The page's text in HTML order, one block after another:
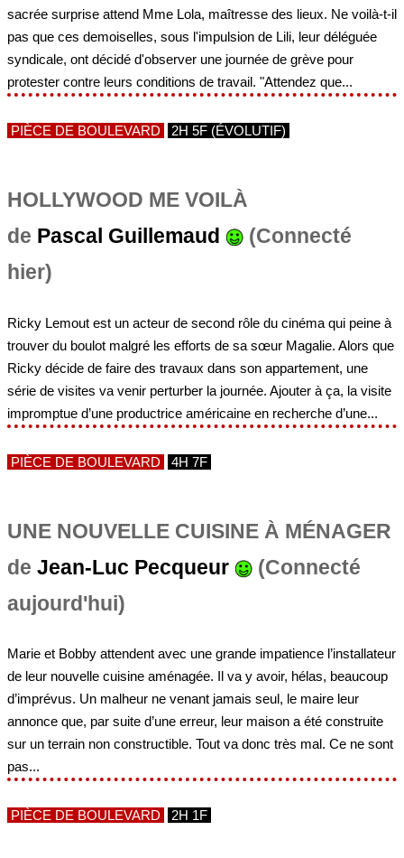
sacrée surprise attend Mme Lola, maîtresse des lieux. Ne voilà-t-il
pas que ces demoiselles, sous l'impulsion de Lili, leur déléguée
syndicale, ont décidé d'observer une journée de grève pour
protester contre leurs conditions de travail. "Attendez que...
PIÈCE DE BOULEVARD 2H 5F (ÉVOLUTIF)
HOLLYWOOD ME VOILÀ
de Pascal Guillemaud
(Connecté
hier)
Ricky Lemout est un acteur de second rôle du cinéma qui peine à
trouver du boulot malgré les efforts de sa sœur Magalie. Alors que
Ricky décide de faire des travaux dans son appartement, une
série de visites va venir perturber la journée. Ajouter à ça, la visite
impromptue d’une productrice américaine en recherche d’une...
PIÈCE DE BOULEVARD 4H 7F
UNE NOUVELLE CUISINE À MÉNAGER
de Jean-Luc Pecqueur
(Connecté
aujourd'hui)
Marie et Bobby attendent avec une grande impatience l’installateur
de leur nouvelle cuisine aménagée. Il va y avoir, hélas, beaucoup
d’imprévus. Un malheur ne venant jamais seul, le maire leur
annonce que, par suite d’une erreur, leur maison a été construite
sur un terrain non constructible. Tout va donc très mal. Ce ne sont
pas...
PIÈCE DE BOULEVARD 2H 1F